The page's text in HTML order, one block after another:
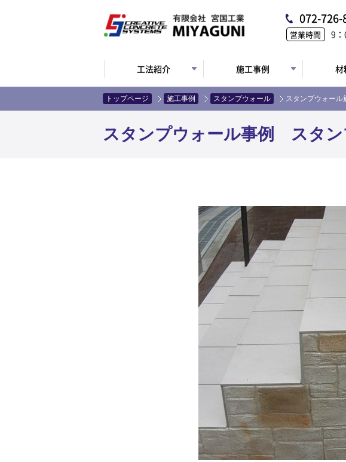
072-726-
営業時間 9
工法紹介 施工事例 材
トップページ 施工事例 スタンプウォール スタンプウォール
スタンプウォール事例 スタン